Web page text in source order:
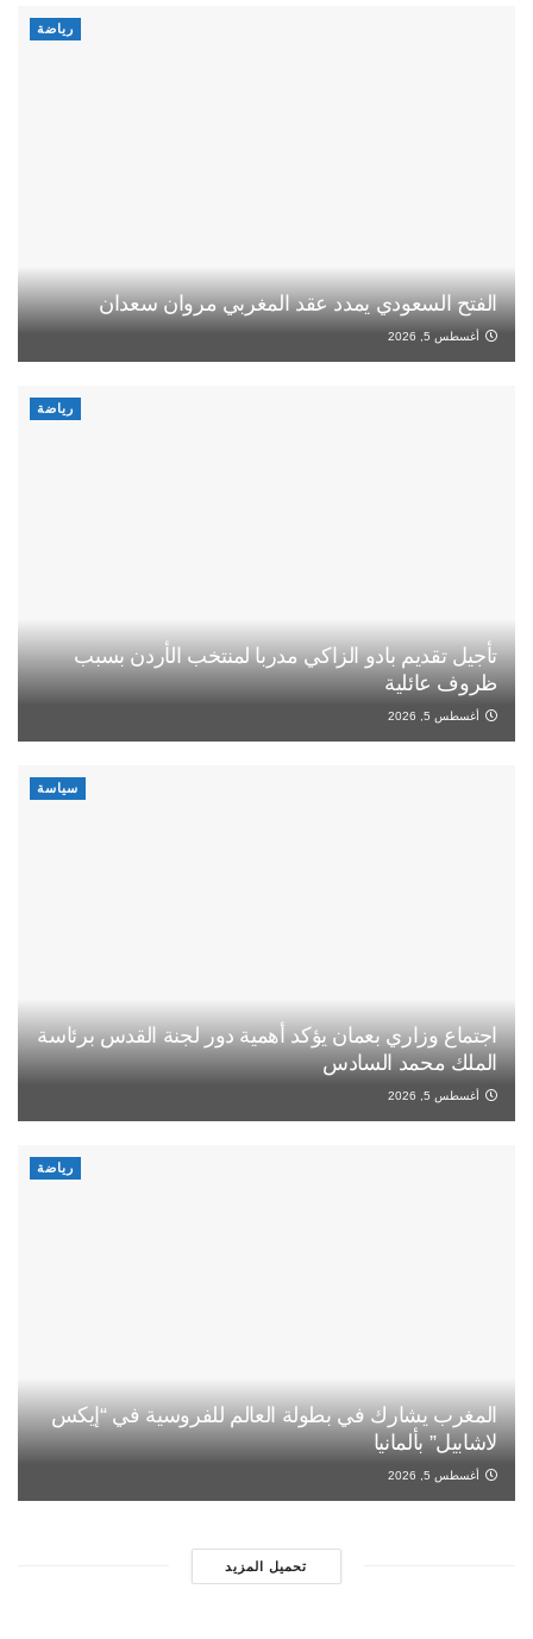
رياضة
الفتح السعودي يمدد عقد المغربي مروان سعدان
أغسطس 5, 2026
رياضة
تأجيل تقديم بادو الزاكي مدربا لمنتخب الأردن بسبب
ظروف عائلية
أغسطس 5, 2026
سياسة
اجتماع وزاري بعمان يؤكد أهمية دور لجنة القدس برئاسة
الملك محمد السادس
أغسطس 5, 2026
رياضة
المغرب يشارك في بطولة العالم للفروسية في “إيكس
لاشابيل” بألمانيا
أغسطس 5, 2026
تحميل المزيد